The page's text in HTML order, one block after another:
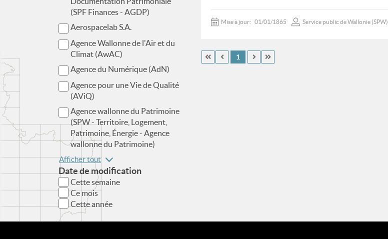
(SPF Finances - AGDP)
Aerospacelab S.A.
Agence Wallonne de l'Air et du
Climat (AwAC)
Agence du Numérique (AdN)
Agence pour une Vie de Qualité
(AViQ)
Agence wallonne du Patrimoine
(SPW - Territoire, Logement,
Patrimoine, Énergie - Agence
wallonne du Patrimoine)
Afficher tout
Date de modification
Cette semaine
Ce mois
Cette année
Mise à jour: 01/01/1865 Service public de Wallonie (SPW)
1